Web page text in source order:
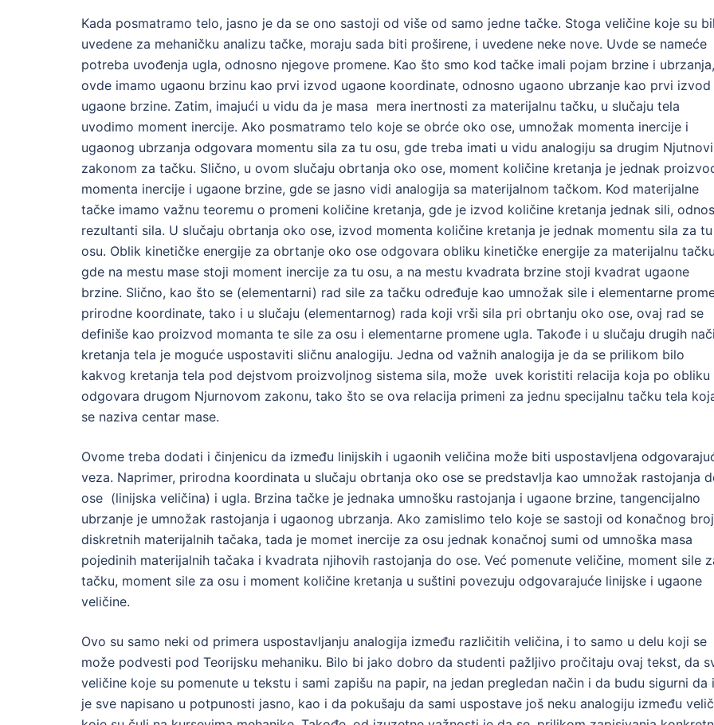
Kada posmatramo telo, jasno je da se ono sastoji od više od samo jedne tačke. Stoga veličine koje su
uvedene za mehaničku analizu tačke, moraju sada biti proširene, i uvedene neke nove. Uvde se nameće
potreba uvođenja ugla, odnosno njegove promene. Kao što smo kod tačke imali pojam brzine i ubrzanja,
ovde imamo ugaonu brzinu kao prvi izvod ugaone koordinate, odnosno ugaono ubrzanje kao prvi izvod
ugaone brzine. Zatim, imajući u vidu da je masa mera inertnosti za materijalnu tačku, u slučaju tela
uvodimo moment inercije. Ako posmatramo telo koje se obrće oko ose, umnožak momenta inercije i
ugaonog ubrzanja odgovara momentu sila za tu osu, gde treba imati u vidu analogiju sa drugim
zakonom za tačku. Slično, u ovom slučaju obrtanja oko ose, moment količine kretanja je jednak
momenta inercije i ugaone brzine, gde se jasno vidi analogija sa materijalnom tačkom. Kod materijalne
tačke imamo važnu teoremu o promeni količine kretanja, gde je izvod količine kretanja jednak sili,
rezultanti sila. U slučaju obrtanja oko ose, izvod momenta količine kretanja je jednak momentu sila za tu
osu. Oblik kinetičke energije za obrtanje oko ose odgovara obliku kinetičke energije za materijalnu
gde na mestu mase stoji moment inercije za tu osu, a na mestu kvadrata brzine stoji kvadrat ugaone
brzine. Slično, kao što se (elementarni) rad sile za tačku određuje kao umnožak sile i elementarne
prirodne koordinate, tako i u slučaju (elementarnog) rada koji vrši sila pri obrtanju oko ose, ovaj rad se
definiše kao proizvod momanta te sile za osu i elementarne promene ugla. Takođe i u slučaju drugih
kretanja tela je moguće uspostaviti sličnu analogiju. Jedna od važnih analogija je da se prilikom bilo
kakvog kretanja tela pod dejstvom proizvoljnog sistema sila, može uvek koristiti relacija koja po obliku
odgovara drugom Njurnovom zakonu, tako što se ova relacija primeni za jednu specijalnu tačku tela
se naziva centar mase.
Ovome treba dodati i činjenicu da između linijskih i ugaonih veličina može biti uspostavljena
veza. Naprimer, prirodna koordinata u slučaju obrtanja oko ose se predstavlja kao umnožak rastojanja
ose (linijska veličina) i ugla. Brzina tačke je jednaka umnošku rastojanja i ugaone brzine, tangencijalno
ubrzanje je umnožak rastojanja i ugaonog ubrzanja. Ako zamislimo telo koje se sastoji od konačnog
diskretnih materijalnih tačaka, tada je momet inercije za osu jednak konačnoj sumi od umnoška masa
pojedinih materijalnih tačaka i kvadrata njihovih rastojanja do ose. Već pomenute veličine, moment sile
tačku, moment sile za osu i moment količine kretanja u suštini povezuju odgovarajuće linijske i ugaone
veličine.
Ovo su samo neki od primera uspostavljanju analogija između različitih veličina, i to samo u delu koji se
može podvesti pod Teorijsku mehaniku. Bilo bi jako dobro da studenti pažljivo pročitaju ovaj tekst, da
veličine koje su pomenute u tekstu i sami zapišu na papir, na jedan pregledan način i da budu sigurni da
je sve napisano u potpunosti jasno, kao i da pokušaju da sami uspostave još neku analogiju između